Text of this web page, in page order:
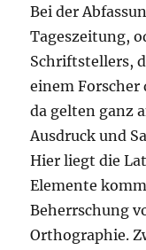
Bei der
Tageszeitung,
Schriftstellers,
einem
da gelten ganz
Ausdruck und
Hier liegt die
Elemente
Beherrschung
Orthographie.